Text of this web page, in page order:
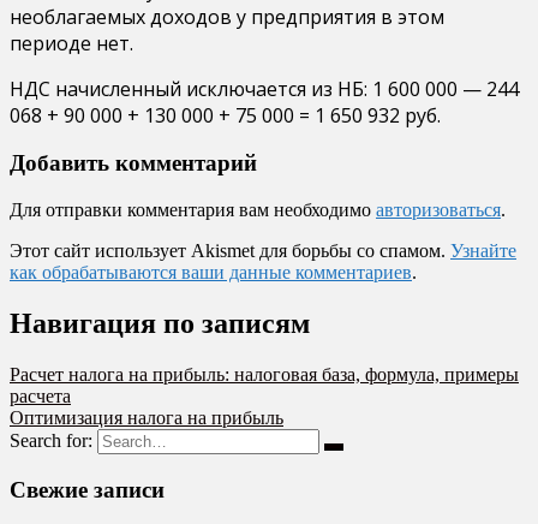
необлагаемых доходов у предприятия в этом
периоде нет.
НДС начисленный исключается из НБ: 1 600 000 — 244
068 + 90 000 + 130 000 + 75 000 = 1 650 932 руб.
Добавить комментарий
Для отправки комментария вам необходимо авторизоваться.
Этот сайт использует Akismet для борьбы со спамом. Узнайте
как обрабатываются ваши данные комментариев.
Навигация по записям
Расчет налога на прибыль: налоговая база, формула, примеры
расчета
Оптимизация налога на прибыль
Search for:
Свежие записи